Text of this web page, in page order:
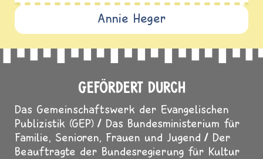
BOTSCHAFTERINNEN UND
BOTSCHAFTER
Annie Heger
GEFÖRDERT DURCH